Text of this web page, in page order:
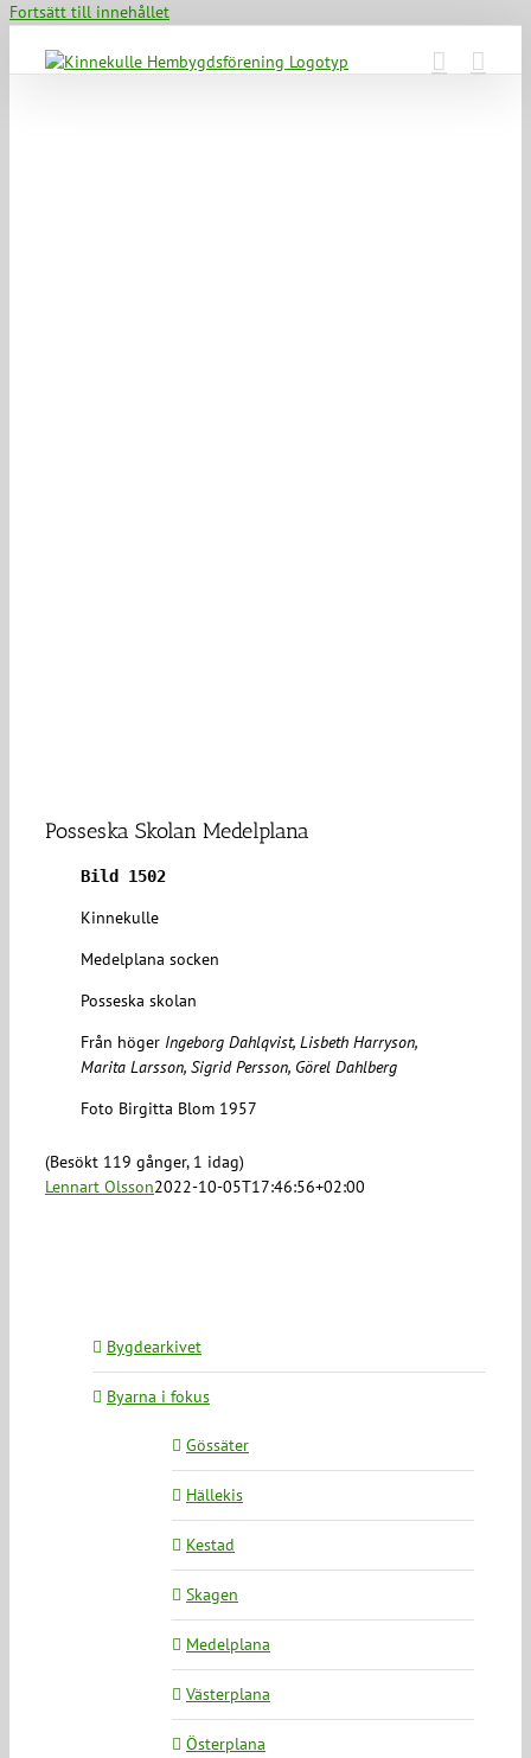
Fortsätt till innehållet
Posseska Skolan Medelplana
Bild 1502
Kinnekulle
Medelplana socken
Posseska skolan
Från höger Ingeborg Dahlqvist, Lisbeth Harryson,
Marita Larsson, Sigrid Persson, Görel Dahlberg
Foto Birgitta Blom 1957
(Besökt 119 gånger, 1 idag)
Lennart Olsson2022-10-05T17:46:56+02:00
Bygdearkivet
Byarna i fokus
Gössäter
Hällekis
Kestad
Skagen
Medelplana
Västerplana
Österplana